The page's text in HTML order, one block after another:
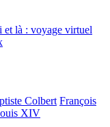
et là : voyage virtuel
Colbert François
XIV